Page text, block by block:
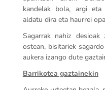
kandelak bola, argi eta
aldatu dira eta haurrei
Sagarrak nahiz
ostean, bisitariek
aukera izango dute
Barrikotea gaztainekin